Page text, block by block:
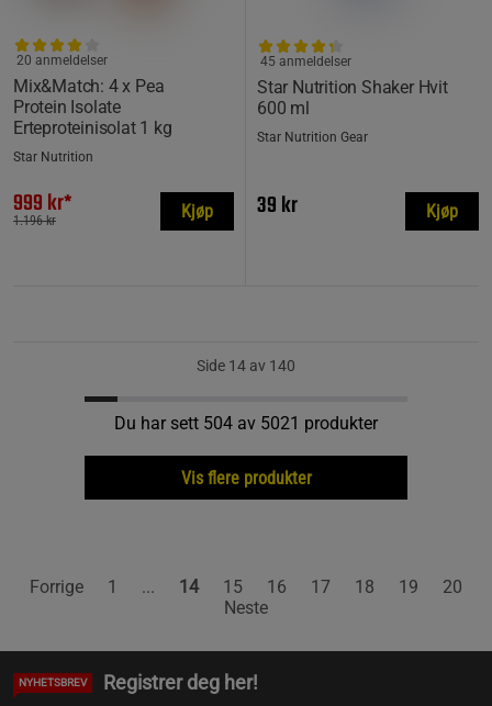
Mix&Match: 4 x Pea
Protein Isolate
Erteproteinisolat 1 kg
20 anmeldelser
Star Nutrition
999 kr*
1.196 kr Kjøp
Star Nutrition Shaker Hvit
600 ml
45 anmeldelser
Star Nutrition Gear
39 kr Kjøp
Side 14 av 140
Du har sett 504 av 5021 produkter
Vis flere produkter
Forrige 1 ... 14 15 16 17 18 19
20
Neste
NYHETSBREV Registrer deg her!